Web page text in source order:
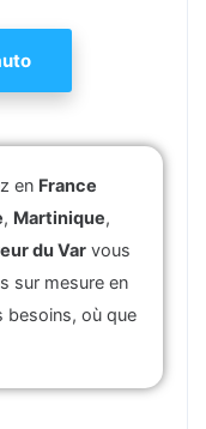
en France
, Martinique,
du Var vous
sur mesure en
besoins, où que